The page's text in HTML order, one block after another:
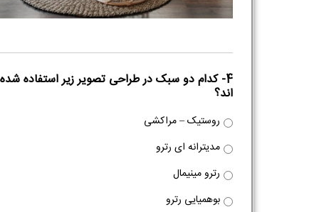
4- کدام دو سبک در طراحی تصویر زیر استفاده شده
اند؟
روستیک – مراکشی
مدیترانه ای رترو
رترو مینیمال
بوهمیایی رترو